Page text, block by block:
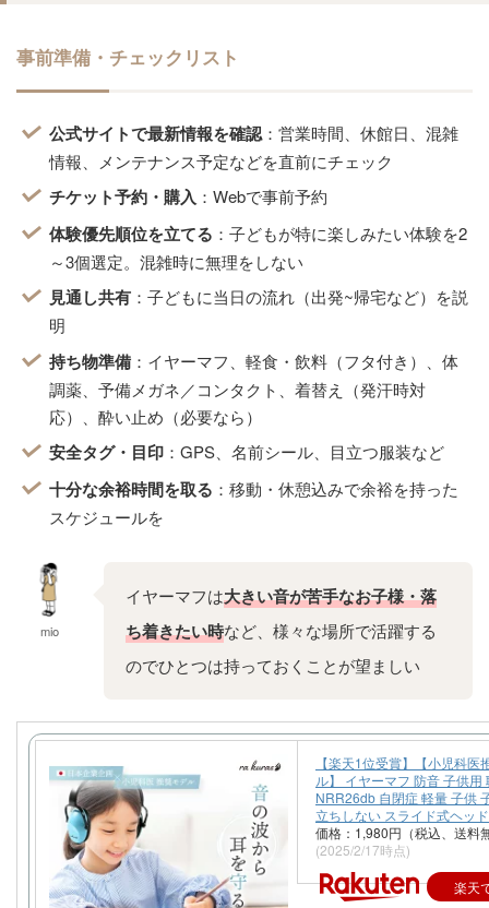
事前準備・チェックリスト
公式サイトで最新情報を確認 ：営業時間、休館日、混雑
情報、メンテナンス予定などを直前にチェック
チケット予約・購入 ：Webで事前予約
体験優先順位を立てる ：子どもが特に楽しみたい体験を2
～3個選定。混雑時に無理をしない
見通し共有 ：子どもに当日の流れ（出発~帰宅など）を説
明
持ち物準備 ：イヤーマフ、軽食・飲料（フタ付き）、体
調薬、予備メガネ／コンタクト、着替え（発汗時対
応）、酔い止め（必要なら）
安全タグ・目印 ：GPS、名前シール、目立つ服装など
十分な余裕時間を取る ：移動・休憩込みで余裕を持った
スケジュールを
mio
イヤーマフは大きい音が苦手なお子様・落
ち着きたい時など、様々な場所で活躍する
のでひとつは持っておくことが望ましいで
【楽天1位受賞】【小児科医
ル】 イヤーマフ 防音 子供用
NRR26db 自閉症 軽量 子供
立ちしない スライド式ヘッ
(2025/2/17時点)